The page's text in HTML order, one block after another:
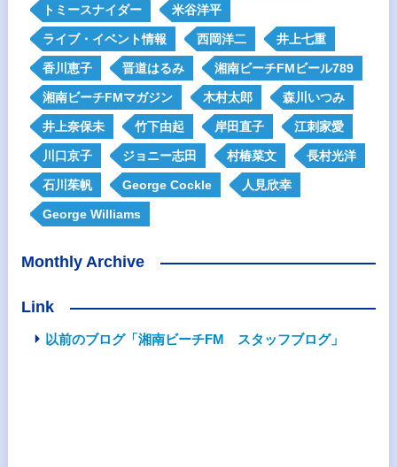
トミースナイダー 米谷洋平
ライブ・イベント情報 西岡洋二 井上七重
香川恵子 晋道はるみ 湘南ビーチFMビール789
湘南ビーチFMマガジン 木村太郎 森川いつみ
井上奈保未 竹下由起 岸田直子 江刺家愛
川口京子 ジョニー志田 村椿菜文 長村光洋
石川茱帆 George Cockle 人見欣幸
George Williams
Monthly Archive
Link
以前のブログ「湘南ビーチFM スタッフブログ」